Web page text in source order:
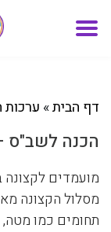
דף הבית»
הכנה לשב"ס
מועמדים
מסלול הקצונה
תחומים כמו מטה,